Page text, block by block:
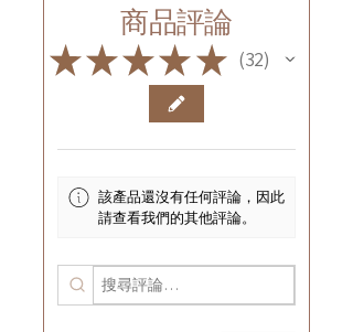
商品評論
★★★★★ 32
32
該產品還沒有任何評論，因此
請查看我們的其他評論。